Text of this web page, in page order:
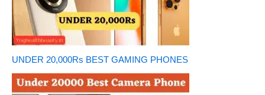
UNDER 20,000Rs BEST GAMING PHONES